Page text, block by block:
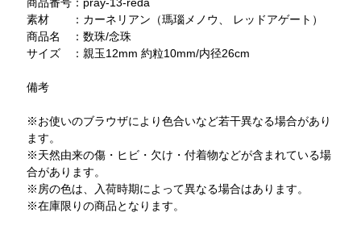
素材 ：カーネリアン（瑪瑙メノウ、 レッドアゲート）
商品名 ：数珠/念珠
サイズ ：親玉12mm 約粒10mm/内径26cm
備考
※お使いのブラウザにより色合いなど若干異なる場合があり
ます。
※天然由来の傷・ヒビ・欠け・付着物などが含まれている場
合があります。
※房の色は、入荷時期によって異なる場合はあります。
※在庫限りの商品となります。